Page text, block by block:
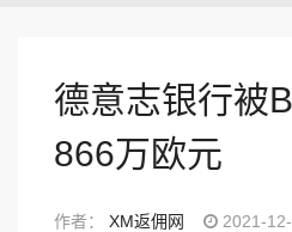
德意志银行被
866万欧元
作者： XM返佣网 2021-